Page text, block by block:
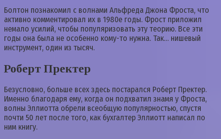
Болтон познакомил с волнами Альфреда Джона Фроста, что
активно комментировал их в 1980е годы. Фрост приложил
немало усилий, чтобы популяризовать эту теорию. Все эти
годы она была не особенно кому-то нужна. Так… нишевый
инструмент, один из тысяч.
Роберт Пректер
Безусловно, больше всех здесь постарался Роберт Пректер.
Именно благодаря ему, когда он подхватил знамя у Фроста,
волны Эллиотта обрели всеобщую популярностью, спустя
почти 50 лет после того, как бухгалтер Эллиотт написал по
ним книгу.